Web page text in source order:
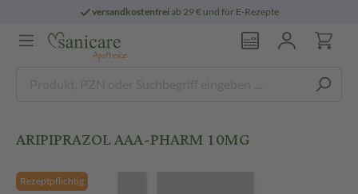
versandkostenfreiab 29 € und für E-Rezepte
ARIPIPRAZOL AAA-PHARM 10MG
Rezeptpflichtig